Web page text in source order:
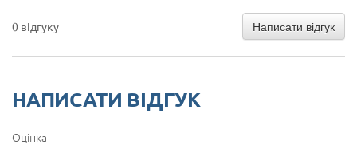
0 відгуку Написати відгук
НАПИСАТИ ВІДГУК
Оцінка